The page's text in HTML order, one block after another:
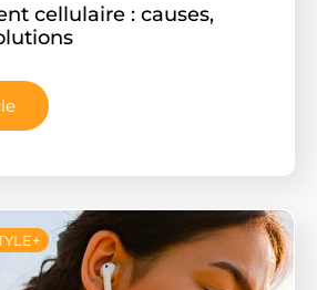
cellulaire : causes,